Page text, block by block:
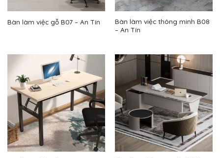
Bàn làm việc gỗ B07 – An Tín
Bàn làm việc thông minh B08
– An Tín